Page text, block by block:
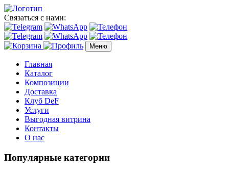
Связаться с нами:
Меню
Главная
Каталог
Композиции
Доставка
Клуб DeF
Услуги
Выгодная витрина
Контакты
О нас
Популярные категории